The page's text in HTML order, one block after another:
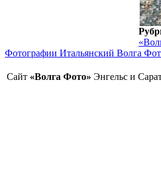
Фотографии Итальянский Волга
Сайт «Волга Фото» Энгельс и